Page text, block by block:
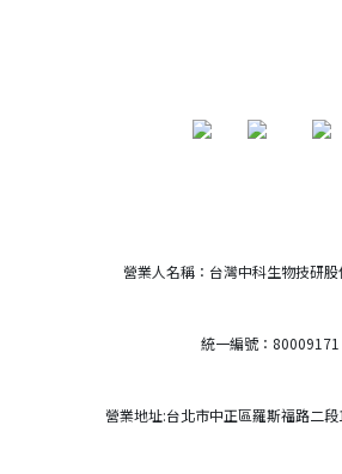
營業人名稱：台灣中科生物技研
統一編號：80009171
營業地址:台北市中正區羅斯福路二